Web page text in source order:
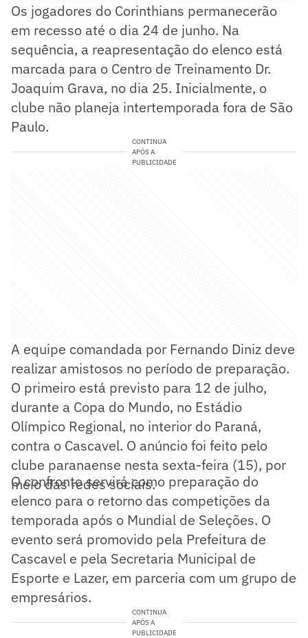
Os jogadores do Corinthians permanecerão
em recesso até o dia 24 de junho. Na
sequência, a reapresentação do elenco está
marcada para o Centro de Treinamento Dr.
Joaquim Grava, no dia 25. Inicialmente, o
clube não planeja intertemporada fora de São
Paulo.
CONTINUA
APÓS A
PUBLICIDADE
A equipe comandada por Fernando Diniz deve
realizar amistosos no período de preparação.
O primeiro está previsto para 12 de julho,
durante a Copa do Mundo, no Estádio
Olímpico Regional, no interior do Paraná,
contra o Cascavel. O anúncio foi feito pelo
clube paranaense nesta sexta-feira (15), por
meio das redes sociais.
O confronto servirá como preparação do
elenco para o retorno das competições da
temporada após o Mundial de Seleções. O
evento será promovido pela Prefeitura de
Cascavel e pela Secretaria Municipal de
Esporte e Lazer, em parceria com um grupo de
empresários.
CONTINUA
APÓS A
PUBLICIDADE